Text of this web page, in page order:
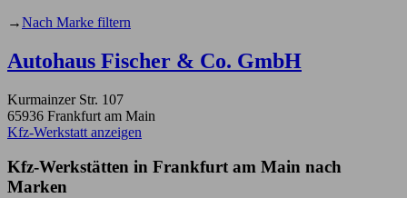
→Nach Marke filtern
Autohaus Fischer & Co. GmbH
Kurmainzer Str. 107
65936 Frankfurt am Main
Kfz-Werkstatt anzeigen
Kfz-Werkstätten in Frankfurt am Main nach
Marken